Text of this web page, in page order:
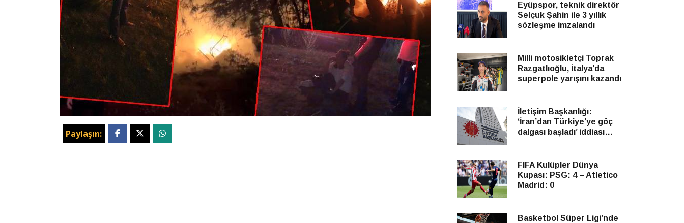
Paylaşın:
Eyüpspor, teknik direktör
Selçuk Şahin ile 3 yıllık
sözleşme imzalandı
Milli motosikletçi Toprak
Razgatlıoğlu, İtalya’da
superpole yarışını kazandı
İletişim Başkanlığı:
‘İran’dan Türkiye’ye göç
dalgası başladı’ iddiası
FIFA Kulüpler Dünya
Kupası: PSG: 4 – Atletico
Madrid: 0
Basketbol Süper Ligi’nde